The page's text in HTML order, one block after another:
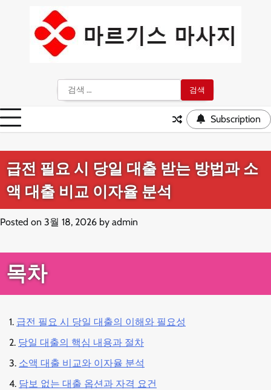
색:
Subscription
급전 필요 시 당일 대출 받는 방법과 소
액 대출 비교 이자율 분석
Posted on 3월 18, 2026 by admin
목차
급전 필요 시 당일 대출의 이해와 필요성
당일 대출의 핵심 내용과 절차
소액 대출 비교와 이자율 분석
담보 없는 대출 옵션과 자격 요건